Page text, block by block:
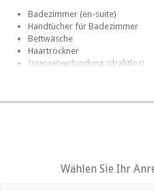
Badezimmer (en-suite)
Handtücher für Badezimmer
Bettwäsche
Haartrockner
Internetverbindung (drahtlos)
EINRICHTUNGEN AUF
INTERNETWählen Sie Ihr